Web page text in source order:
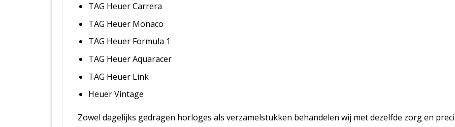
TAG Heuer Carrera
TAG Heuer Monaco
TAG Heuer Formula 1
TAG Heuer Aquaracer
TAG Heuer Link
Heuer Vintage
Zowel dagelijks gedragen horloges als verzamelstukken behandelen wij met dezelfde zorg en